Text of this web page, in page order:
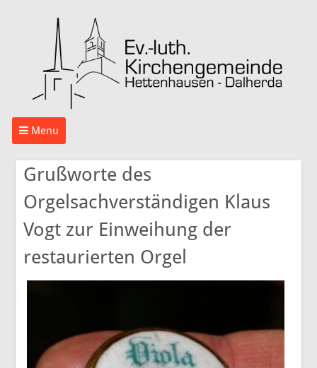
Menu
Grußworte des
Orgelsachverständigen Klaus
Vogt zur Einweihung der
restaurierten Orgel